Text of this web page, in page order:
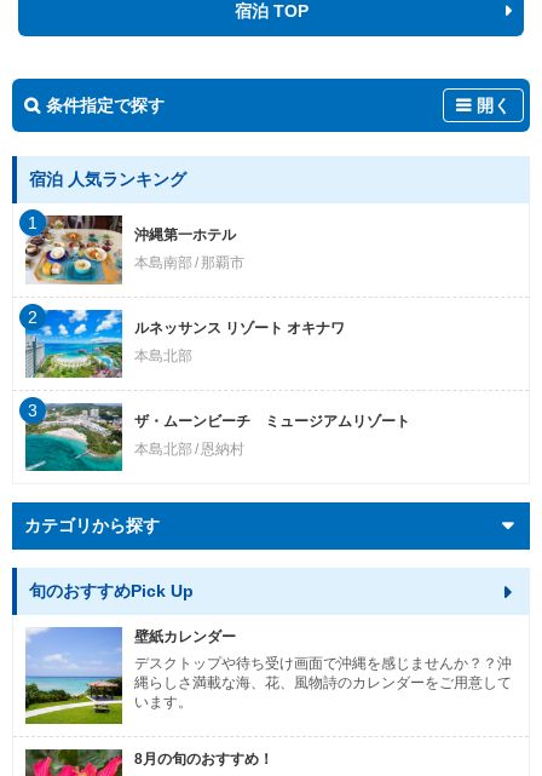
宿泊 TOP
条件指定で探す 開く
宿泊 人気ランキング
沖縄第一ホテル
本島南部
那覇市
1
ルネッサンス リゾート オキナワ
本島北部
2
ザ・ムーンビーチ ミュージアムリゾート
本島北部 恩納村
3
カテゴリから探す
旬のおすすめPick Up
壁紙カレンダー
デスクトップや待ち受け画面で沖縄を感じませんか？？沖
縄らしさ満載な海、花、風物詩のカレンダーをご用意して
います。
8月の旬のおすすめ！